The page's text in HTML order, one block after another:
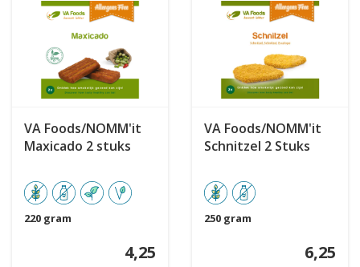
VA Foods/NOMM'it
Maxicado 2 stuks
220 gram
4,25
VA Foods/NOMM'it
Schnitzel 2 Stuks
250 gram
6,25